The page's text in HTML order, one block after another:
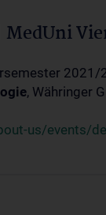
2021/
, Währinger
us/events/